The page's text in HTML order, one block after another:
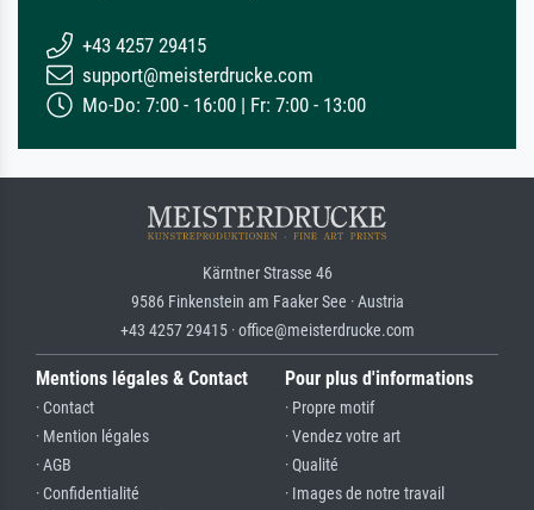
+43 4257 29415
support@meisterdrucke.com
Mo-Do: 7:00 - 16:00 | Fr: 7:00 - 13:00
Kärntner Strasse 46
9586 Finkenstein am Faaker See · Austria
+43 4257 29415 · office@meisterdrucke.com
Mentions légales & Contact
· Contact
· Mention légales
· AGB
· Confidentialité
Pour plus d'informations
· Propre motif
· Vendez votre art
· Qualité
· Images de notre travail